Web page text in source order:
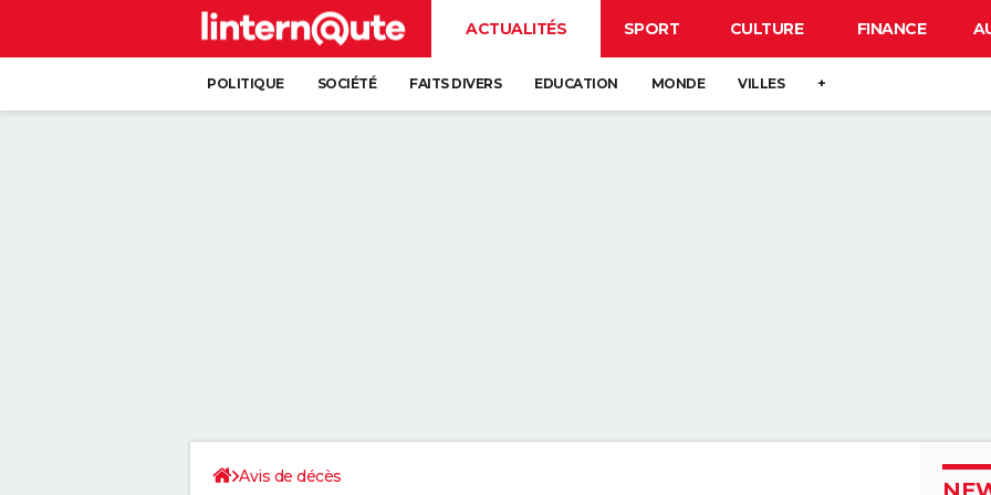
ACTUALITÉS SPORT CULTURE FINANCE
POLITIQUE SOCIÉTÉ FAITS DIVERS EDUCATION MONDE VILLES +
Avis de décès